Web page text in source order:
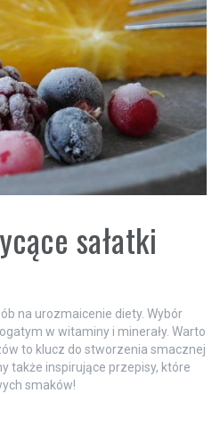
sałatki
na urozmaicenie diety. Wybór
w witaminy i minerały. Warto
to klucz do stworzenia smacznej
także inspirujące przepisy, które
smaków!